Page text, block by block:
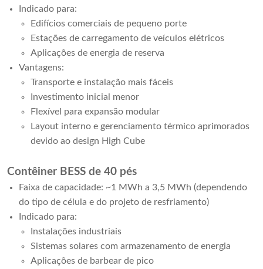
Indicado para:
Edifícios comerciais de pequeno porte
Estações de carregamento de veículos elétricos
Aplicações de energia de reserva
Vantagens:
Transporte e instalação mais fáceis
Investimento inicial menor
Flexível para expansão modular
Layout interno e gerenciamento térmico aprimorados
devido ao design High Cube
Contêiner BESS de 40 pés
Faixa de capacidade: ~1 MWh a 3,5 MWh (dependendo
do tipo de célula e do projeto de resfriamento)
Indicado para:
Instalações industriais
Sistemas solares com armazenamento de energia
Aplicações de barbear de pico